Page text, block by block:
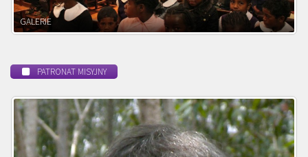
POWOŁANIE MISYJNE
PATRONAT MISYJNY